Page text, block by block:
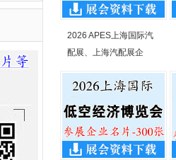
2026 APES上海国际汽
配展、上海汽配展企